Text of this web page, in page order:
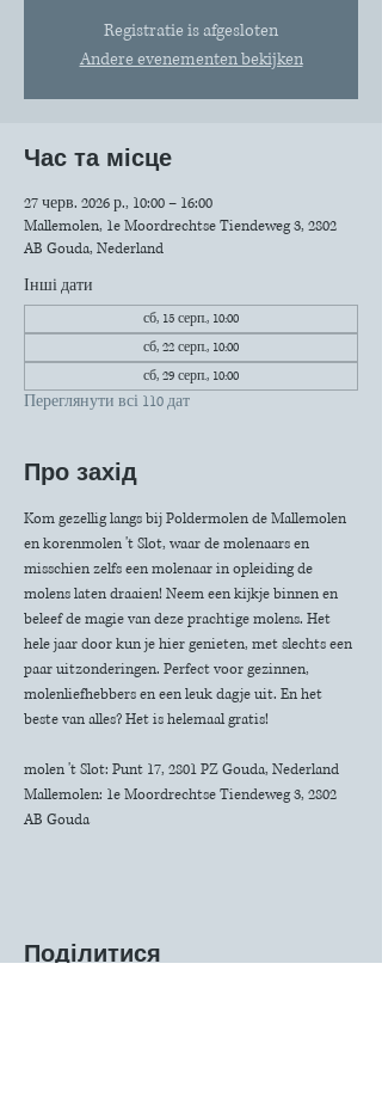
Registratie is afgesloten
Andere evenementen bekijken
Час та місце
27 черв. 2026 р., 10:00 – 16:00
Mallemolen, 1e Moordrechtse Tiendeweg 3, 2802
AB Gouda, Nederland
Інші дати
сб, 15 серп., 10:00
сб, 22 серп., 10:00
сб, 29 серп., 10:00
Переглянути всі 110 дат
Про захід
Kom gezellig langs bij Poldermolen de Mallemolen
en korenmolen 't Slot, waar de molenaars en
misschien zelfs een molenaar in opleiding de
molens laten draaien! Neem een kijkje binnen en
beleef de magie van deze prachtige molens. Het
hele jaar door kun je hier genieten, met slechts een
paar uitzonderingen. Perfect voor gezinnen,
molenliefhebbers en een leuk dagje uit. En het
beste van alles? Het is helemaal gratis!
molen 't Slot: Punt 17, 2801 PZ Gouda, Nederland
Mallemolen: 1e Moordrechtse Tiendeweg 3, 2802
AB Gouda
Поділитися